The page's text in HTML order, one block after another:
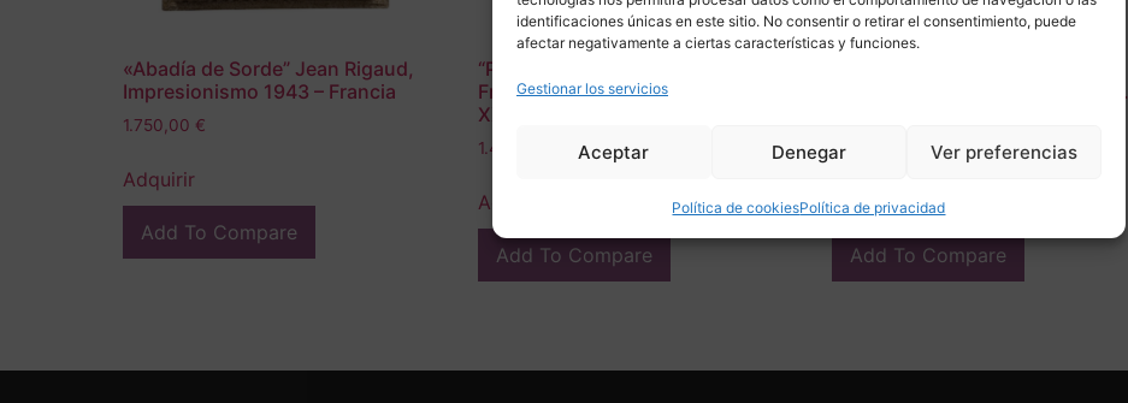
identificaciones únicas en este sitio. No consentir o retirar el consentimiento, puede
afectar negativamente a ciertas características y funciones.
Gestionar los servicios
Aceptar Denegar Ver preferencias
Política de cookiesPolítica de privacidad
«Abadía de Sorde” Jean Rigaud,
Impresionismo 1943 – Francia
1.750,00 €
Adquirir
Add To Compare
“Paisaje fluvial” Escuela
Francesa, Impresionismo, p. s.
XX – Francia
1.490,00
Adquirir
Add To Compare
Firmado “Henry Savoye”, pps . s.
1.890,00
Adquirir
Add To Compare